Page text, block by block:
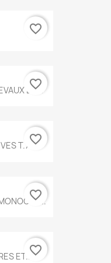
favorite_border
ET...
favorite_border
T.787
favorite_border
favorite_border
ET...favorite_border